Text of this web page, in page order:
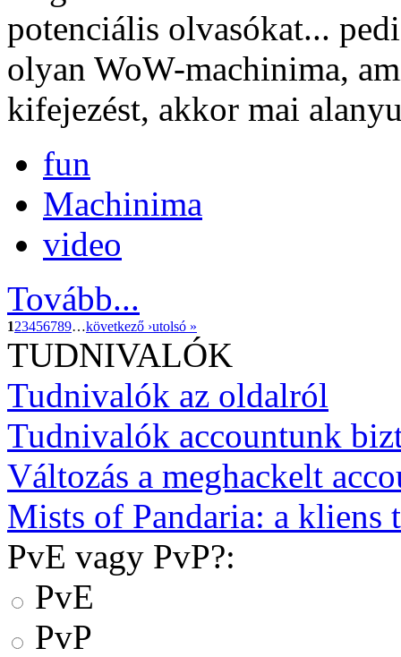
potenciális olvasókat...
olyan WoW-machinima,
kifejezést, akkor mai
fun
Machinima
video
Tovább...
123456789…következő ›utolsó »
TUDNIVALÓK
Tudnivalók az oldalról
Tudnivalók accountunk
Változás a meghackelt
Mists of Pandaria: a kliens
PvE vagy PvP?:
PvE
PvP